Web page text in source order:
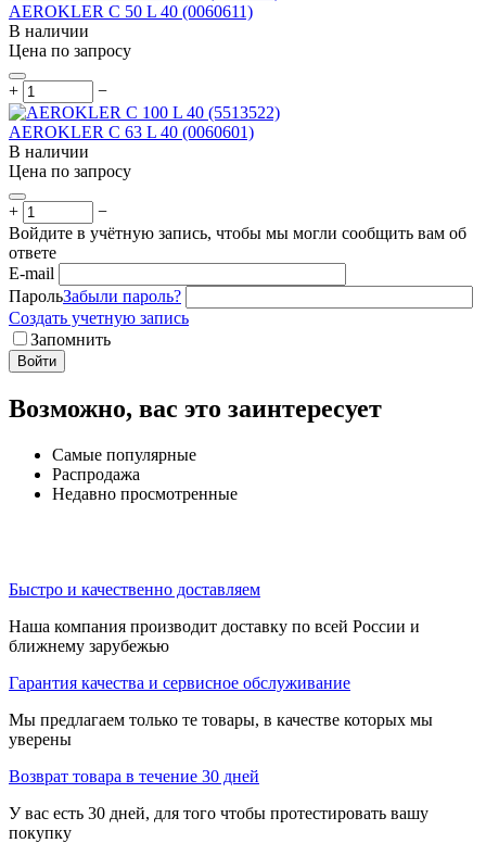
AEROKLER C 50 L 40 (0060611)
В наличии
Цена по запросу
+ −
AEROKLER C 63 L 40 (0060601)
В наличии
Цена по запросу
+
−
Войдите в учётную запись, чтобы мы могли сообщить вам об
ответе
E-mail
ПарольЗабыли пароль?
Создать учетную запись
Запомнить
Войти
Возможно, вас это заинтересует
Самые популярные
Распродажа
Недавно просмотренные
Быстро и качественно доставляем
Наша компания производит доставку по всей России и
ближнему зарубежью
Гарантия качества и сервисное обслуживание
Мы предлагаем только те товары, в качестве которых мы
уверены
Возврат товара в течение 30 дней
У вас есть 30 дней, для того чтобы протестировать вашу
покупку